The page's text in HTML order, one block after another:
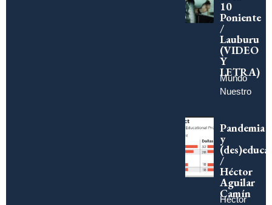
10
Poniente
/
Lauburu
(VIDEO
Y
LETRA)
Mundo
Nuestro
Pandemia
y
/
Héctor
Aguilar
Camín
Héctor